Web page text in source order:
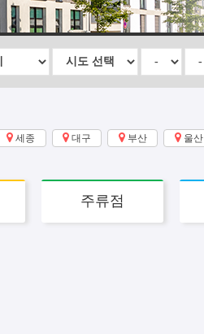
세종 대구 부산 울산
주류점